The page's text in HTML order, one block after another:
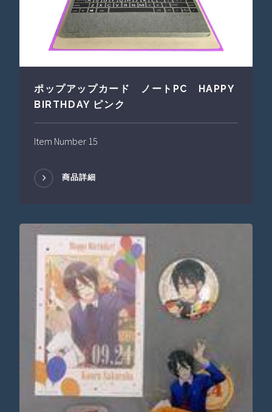
ポップアップカード ノートPC HAPPY
BIRTHDAY ピンク
Item Number 15
商品詳細